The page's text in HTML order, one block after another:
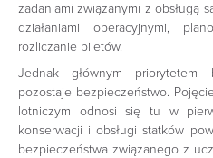
zadaniami związanymi z obsługą
działaniami operacyjnymi,
rozliczanie biletów.
Jednak głównym priorytetem
pozostaje bezpieczeństwo.
lotniczym odnosi się tu w
konserwacji i obsługi statków
bezpieczeństwa związanego z